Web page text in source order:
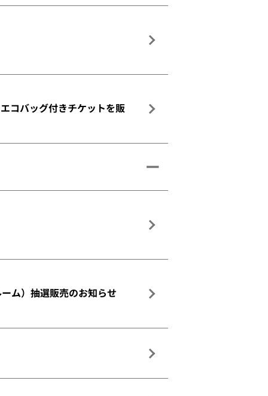
コバッグ付きチケットを販
ム）抽選販売のお知らせ